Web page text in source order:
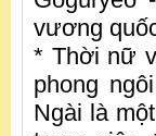
vương
* Thời nữ
phong
Ngài là